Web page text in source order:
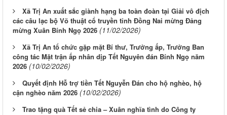
Xã Trị An xuất sắc giành hạng ba toàn đoàn tại Giải vô địch
các câu lạc bộ Võ thuật cổ truyền tỉnh Đồng Nai mừng Đảng
mừng Xuân Bính Ngọ 2026 (11/02/2026)
Xã Trị An tổ chức gặp mặt Bí thư, Trưởng ấp, Trưởng Ban
công tác Mặt trận ấp nhân dịp Tết Nguyên đán Bính Ngọ năm
2026 (10/02/2026)
Quyết định Hỗ trợ tiền Tết Nguyễn Đán cho hộ nghèo, hộ
cận nghèo năm 2026 (10/02/2026)
Trao tặng quà Tết sẻ chia – Xuân nghĩa tình do Công ty